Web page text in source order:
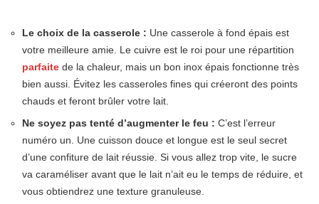
Le choix de la casserole : Une casserole à fond épais est
votre meilleure amie. Le cuivre est le roi pour une répartition
parfaite de la chaleur, mais un bon inox épais fonctionne très
bien aussi. Évitez les casseroles fines qui créeront des points
chauds et feront brûler votre lait.
Ne soyez pas tenté d’augmenter le feu : C’est l’erreur
numéro un. Une cuisson douce et longue est le seul secret
d’une confiture de lait réussie. Si vous allez trop vite, le sucre
va caraméliser avant que le lait n’ait eu le temps de réduire, et
vous obtiendrez une texture granuleuse.